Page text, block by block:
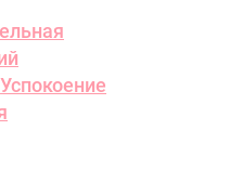
Успокоение